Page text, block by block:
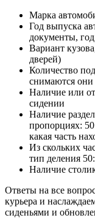
Марка
Год выпуска
документы,
Вариант
дверей)
Количество
снимаются они
Наличие или
сидении
Наличие
пропорциях:
какая часть
Из скольких
тип деления
Наличие
Ответы на все
курьера и
сиденьями и